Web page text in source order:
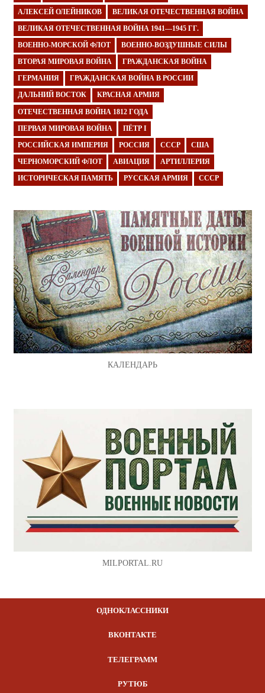
АЛЕКСЕЙ ОЛЕЙНИКОВ ВЕЛИКАЯ ОТЕЧЕСТВЕННАЯ ВОЙНА
ВЕЛИКАЯ ОТЕЧЕСТВЕННАЯ ВОЙНА 1941—1945 ГГ.
ВОЕННО-МОРСКОЙ ФЛОТ ВОЕННО-ВОЗДУШНЫЕ СИЛЫ
ВТОРАЯ МИРОВАЯ ВОЙНА ГРАЖДАНСКАЯ ВОЙНА
ГЕРМАНИЯ ГРАЖДАНСКАЯ ВОЙНА В РОССИИ
ДАЛЬНИЙ ВОСТОК КРАСНАЯ АРМИЯ
ОТЕЧЕСТВЕННАЯ ВОЙНА 1812 ГОДА
ПЕРВАЯ МИРОВАЯ ВОЙНА ПЁТР I
РОССИЙСКАЯ ИМПЕРИЯ РОССИЯ СССР США
ЧЕРНОМОРСКИЙ ФЛОТ АВИАЦИЯ АРТИЛЛЕРИЯ
ИСТОРИЧЕСКАЯ ПАМЯТЬ РУССКАЯ АРМИЯ СССР
КАЛЕНДАРЬ
MILPORTAL.RU
ОДНОКЛАССНИКИ
ВКОНТАКТЕ
ТЕЛЕГРАММ
РУТЮБ